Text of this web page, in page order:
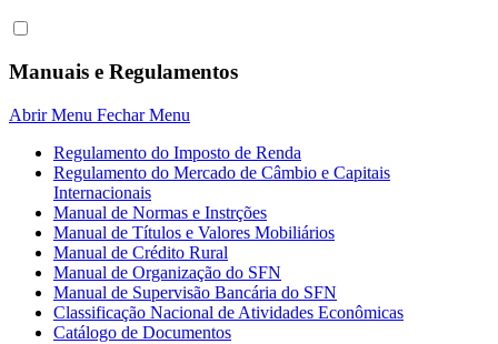
Manuais e Regulamentos
Abrir Menu Fechar Menu
Regulamento do Imposto de Renda
Regulamento do Mercado de Câmbio e Capitais
Internacionais
Manual de Normas e Instrções
Manual de Títulos e Valores Mobiliários
Manual de Crédito Rural
Manual de Organização do SFN
Manual de Supervisão Bancária do SFN
Classificação Nacional de Atividades Econômicas
Catálogo de Documentos